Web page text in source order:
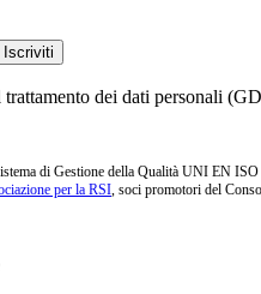
dei dati personali
di Gestione della Qualità UNI EN
per la RSI, soci promotori del